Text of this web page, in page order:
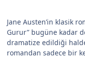
Jane Austen’in klasik
Gurur” bugüne kadar
dramatize edildiği
romandan sadece bir